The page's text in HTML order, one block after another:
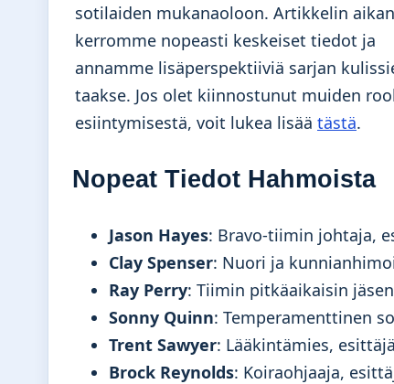
sotilaiden mukanaoloon. Artikkelin
kerromme nopeasti keskeiset tiedot ja
annamme lisäperspektiiviä sarjan
taakse. Jos olet kiinnostunut muiden
esiintymisestä, voit lukea lisää tästä.
Nopeat Tiedot Hahmoista
Jason Hayes: Bravo-tiimin johtaja,
Clay Spenser: Nuori ja
Ray Perry: Tiimin pitkäaikaisin
Sonny Quinn: Temperamenttinen
Trent Sawyer: Lääkintämies,
Brock Reynolds: Koiraohjaaja,